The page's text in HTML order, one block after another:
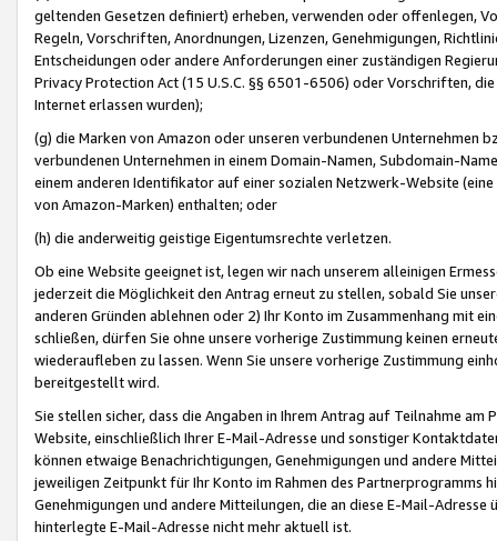
geltenden Gesetzen definiert) erheben, verwenden oder offenlegen,
Regeln, Vorschriften, Anordnungen, Lizenzen, Genehmigungen,
Entscheidungen oder andere Anforderungen einer zuständigen
Privacy Protection Act (15 U.S.C. §§ 6501-6506) oder Vorschriften,
Internet erlassen wurden);
(g) die Marken von Amazon oder unseren verbundenen Unternehmen
verbundenen Unternehmen in einem Domain-Namen, Subdomain-
einem anderen Identifikator auf einer sozialen Netzwerk-Website
von Amazon-Marken) enthalten; oder
(h) die anderweitig geistige Eigentumsrechte verletzen.
Ob eine Website geeignet ist, legen wir nach unserem alleinigen
jederzeit die Möglichkeit den Antrag erneut zu stellen, sobald Sie
anderen Gründen ablehnen oder 2) Ihr Konto im Zusammenhang mit
schließen, dürfen Sie ohne unsere vorherige Zustimmung keinen
wiederaufleben zu lassen. Wenn Sie unsere vorherige Zustimmung
bereitgestellt wird.
Sie stellen sicher, dass die Angaben in Ihrem Antrag auf Teilnahme
Website, einschließlich Ihrer E-Mail-Adresse und sonstiger
können etwaige Benachrichtigungen, Genehmigungen und andere
jeweiligen Zeitpunkt für Ihr Konto im Rahmen des Partnerprogramms
Genehmigungen und andere Mitteilungen, die an diese E-Mail-
hinterlegte E-Mail-Adresse nicht mehr aktuell ist.